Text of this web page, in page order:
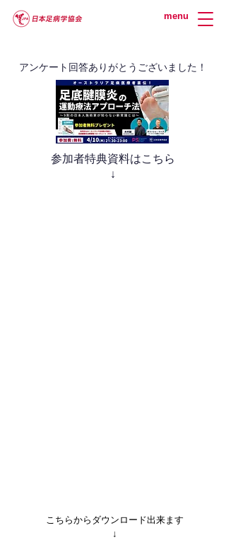
menu
​アンケート回答ありがとうございました！
参加者特典資料はこちら
↓
こちらからダウンロード出来ます
↓